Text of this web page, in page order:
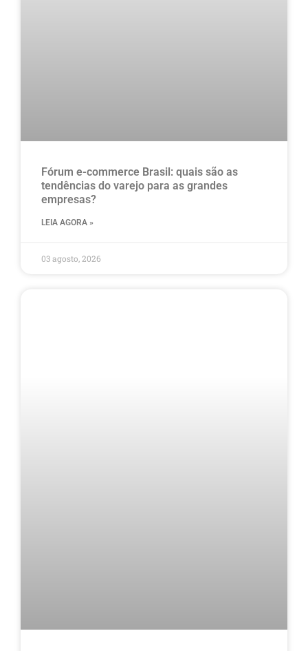
Fórum e-commerce Brasil: quais são as
tendências do varejo para as grandes
empresas?
LEIA AGORA »
03 agosto, 2026